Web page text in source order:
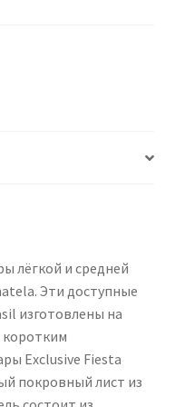
лёгкой и средней
Эти доступные
изготовлены на
коротким
Exclusive Fiesta
покровный лист из